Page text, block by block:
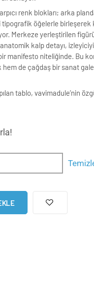
renk blokları; arka
tipografik öğelerle
Merkeze yerleştirilen
kalp detayı,
manifesto niteliğinde. Bu
hem de çağdaş bir sanat
tablo, vavimadule’nin